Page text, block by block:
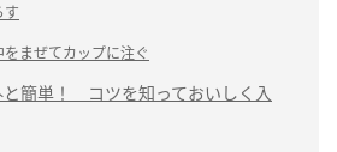
す
まぜてカップに注ぐ
簡単！ コツを知っておいしく入